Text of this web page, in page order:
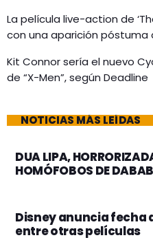
La película live-action de
con una aparición póstuma
Kit Connor sería el nuevo
de “X-Men”, según Deadline
NOTICIAS MÁS LEÍDAS
DUA LIPA,
HOMÓFOBOS DE
Disney anuncia fecha
entre otras películas